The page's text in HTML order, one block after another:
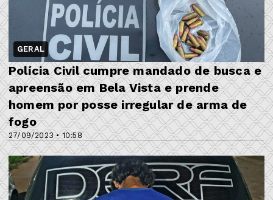
GERAL
27/09/2023 • 10:58
Polícia Civil cumpre mandado de busca e
apreensão em Bela Vista e prende
homem por posse irregular de arma de
fogo